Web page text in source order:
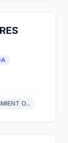
O...